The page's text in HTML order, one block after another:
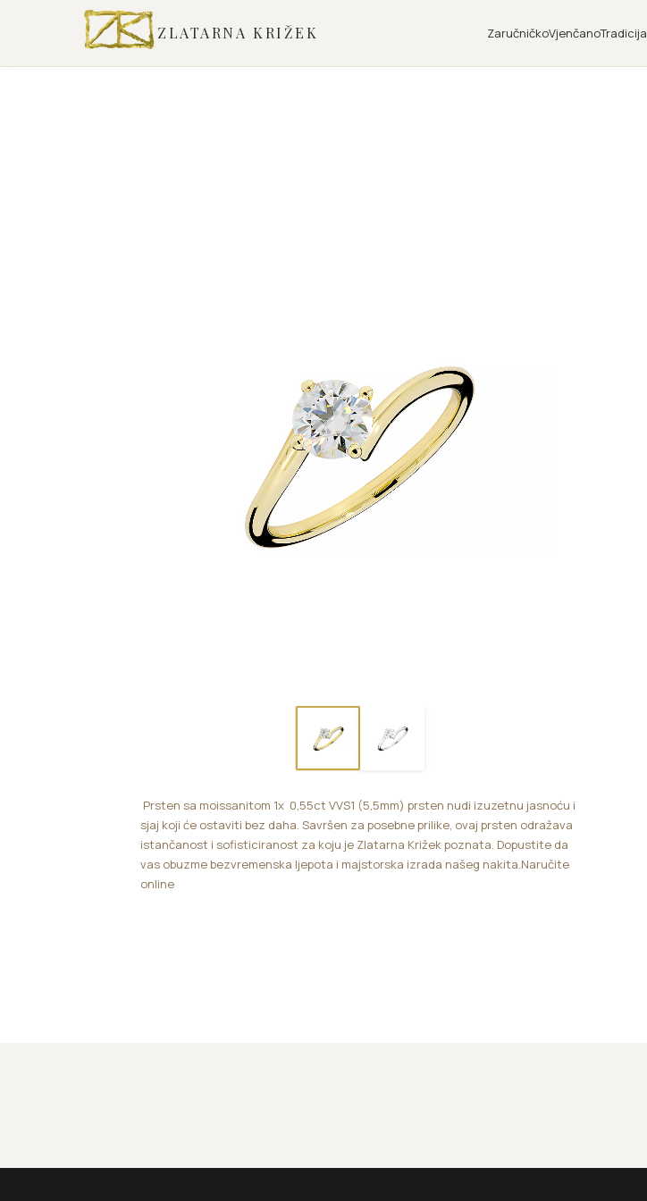
ZLATARNA KRIŽEK ZaručničkoVjenčanoTradicija
Prsten sa moissanitom 1x 0,55ct VVS1 (5,5mm) prsten nudi izuzetnu jasnoću i
sjaj koji će ostaviti bez daha. Savršen za posebne prilike, ovaj prsten odražava
istančanost i sofisticiranost za koju je Zlatarna Križek poznata. Dopustite da
vas obuzme bezvremenska ljepota i majstorska izrada našeg nakita.Naručite
online